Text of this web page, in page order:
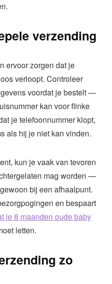
verzending
ervoor zorgen dat je
verloopt. Controleer
voordat je bestelt —
kan voor flinke
je telefoonnummer klopt,
als hij je niet kan vinden.
kun je vaak van tevoren
mag worden —
bij een afhaalpunt.
en bespaart
je 8 maanden oude baby
letten.
zo